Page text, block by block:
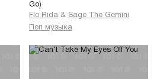
Go)
Flo Rida & Sage The Gemini
Поп музыка